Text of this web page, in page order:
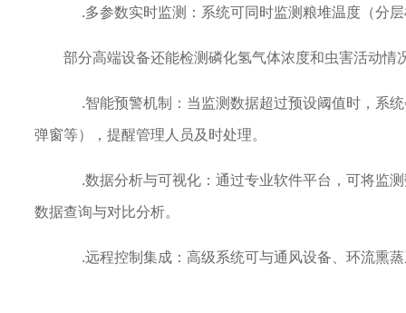
.多参数实时监测：系统可同时监测粮堆温度（分
部分高端设备还能检测磷化氢气体浓度和虫害活动情
.智能预警机制：当监测数据超过预设阈值时，系
弹窗等），提醒管理人员及时处理。
.数据分析与可视化：通过专业软件平台，可将监
数据查询与对比分析。
.远程控制集成：高级系统可与通风设备、环流熏